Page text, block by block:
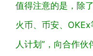
值得注意的是，除
火币、币安、
人计划”，向合作伙